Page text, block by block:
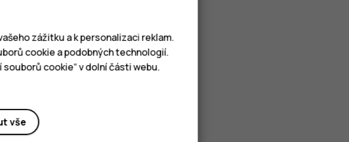
zážitku a k personalizaci reklam.
cookie a podobných technologií.
cookie“ v dolní části webu.
vše